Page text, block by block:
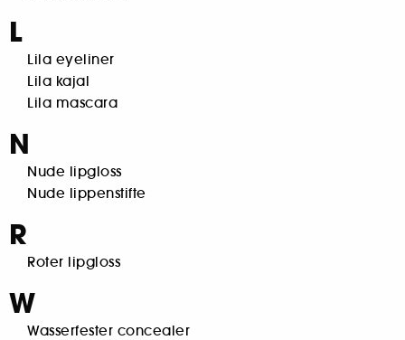
L
Lila eyeliner
Lila kajal
Lila mascara
N
Nude lipgloss
Nude lippenstifte
R
Roter lipgloss
W
Wasserfester concealer